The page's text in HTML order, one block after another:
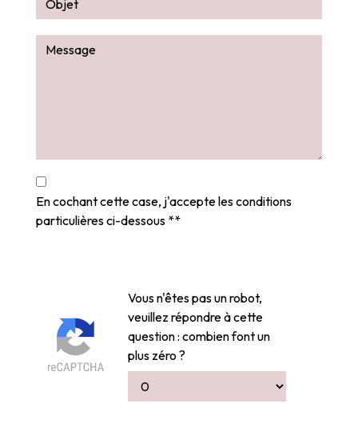
En cochant cette case, j'accepte les conditions
particulières ci-dessous **
Vous n'êtes pas un robot,
veuillez répondre à cette
question : combien font un
plus zéro ?